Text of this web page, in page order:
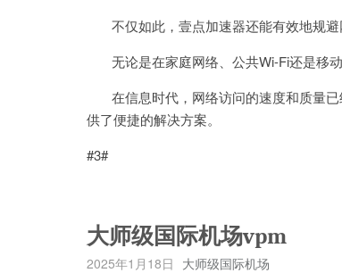
不仅如此，壹点加速器还能有效地规避
无论是在家庭网络、公共Wi-Fi还是移动
在信息时代，网络访问的速度和质量已
供了便捷的解决方案。
#3#
大师级国际机场vpm
2025年1月18日 大师级国际机场